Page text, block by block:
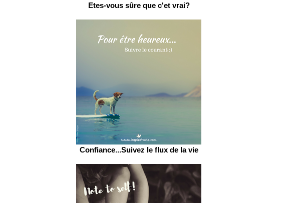
Etes-vous sûre que c'et vrai?
Confiance...Suivez le flux de la vie